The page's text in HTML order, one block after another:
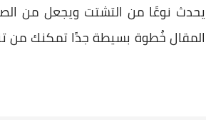
نوعًا من التشتت ويجعل من
خُطوة بسيطة جدًا تمكنك من